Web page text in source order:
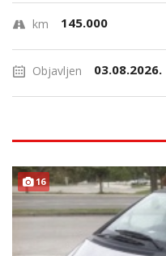
km 145.000
Objavljen 03.08.2026.
16